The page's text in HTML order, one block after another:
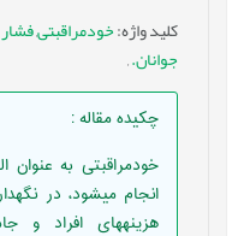
کلید واژه:خودمراقبتی,فشار
جوانان.,
چکیده مقاله:
خودمراقبتی به عنوان
انجام می­شود، در
هزینه­های افراد و